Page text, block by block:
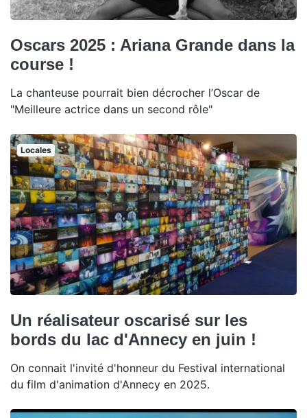
Oscars 2025 : Ariana Grande dans la
course !
La chanteuse pourrait bien décrocher l’Oscar de
"Meilleure actrice dans un second rôle"
Locales
Un réalisateur oscarisé sur les
bords du lac d'Annecy en juin !
On connait l'invité d'honneur du Festival international
du film d'animation d'Annecy en 2025.